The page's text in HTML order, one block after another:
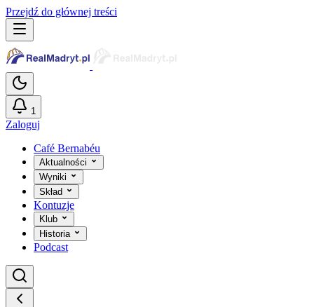
Przejdź do głównej treści
1
Zaloguj
Café Bernabéu
Aktualności
Wyniki
Skład
Kontuzje
Klub
Historia
Podcast